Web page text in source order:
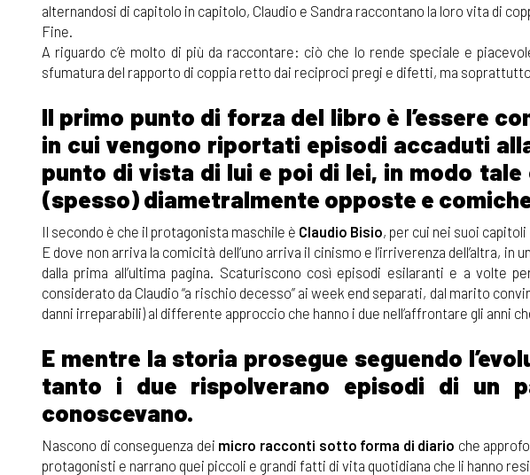
alternandosi di capitolo in capitolo, Claudio e Sandra raccontano la loro vita di
Fine.
A riguardo c’è molto di più da raccontare: ciò che lo rende speciale e
sfumatura del rapporto di coppia retto dai reciproci pregi e difetti, ma
Il primo punto di forza del libro è l’essere
in cui vengono riportati episodi accaduti
punto di vista di lui e poi di lei, in modo
(spesso) diametralmente opposte e
Il secondo è che il protagonista maschile è Claudio Bisio, per cui nei suoi capitoli
E dove non arriva la comicità dell’uno arriva il cinismo e l’irriverenza dell’altra, in un
dalla prima all’ultima pagina. Scaturiscono così episodi esilaranti e a volte
considerato da Claudio “a rischio decesso” ai week end separati, dal marito
danni irreparabili) al differente approccio che hanno i due nell’affrontare gli anni
E mentre la storia prosegue seguendo
tanto i due rispolverano episodi di un
conoscevano.
Nascono di conseguenza dei micro racconti sotto forma di diario che
protagonisti e narrano quei piccoli e grandi fatti di vita quotidiana che li hanno resi